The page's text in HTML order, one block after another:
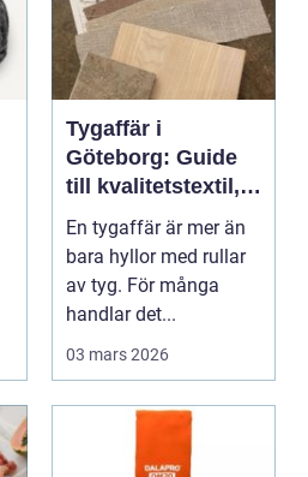
Tygaffär i
Göteborg: Guide
till kvalitetstextil,
sömnad och
inredning
En tygaffär är mer än
bara hyllor med rullar
av tyg. För många
handlar det...
03 mars 2026